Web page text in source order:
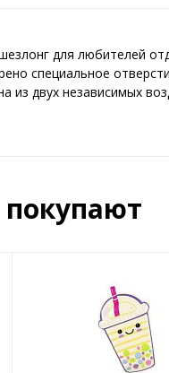
для любителей
специальное
из двух независимых